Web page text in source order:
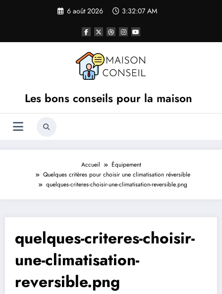
6 août 2026 3:32:07 AM
Les bons conseils pour la maison
Accueil
Équipement
Quelques critères pour choisir une climatisation réversible
quelques-criteres-choisir-une-climatisation-reversible.png
quelques-criteres-choisir-
une-climatisation-
reversible.png